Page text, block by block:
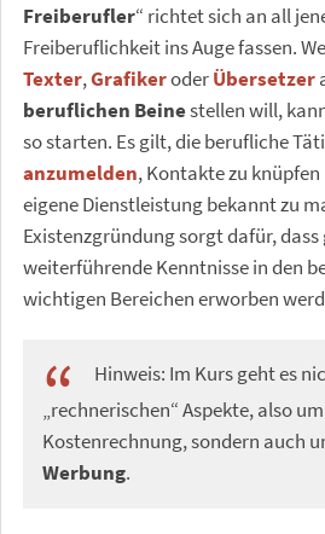
Freiberufler“ richtet sich an all
Freiberuflichkeit ins Auge fassen.
Texter,GrafikeroderÜbersetzer
beruflichen Beinestellen will,
so starten. Es gilt, die berufliche
anzumelden, Kontakte zu
eigene Dienstleistung bekannt zu
Existenzgründung sorgt dafür,
weiterführende Kenntnisse in den
wichtigen Bereichen erworben
Hinweis: Im Kurs geht es
„rechnerischen“ Aspekte, also um
Kostenrechnung, sondern auch
Werbung.